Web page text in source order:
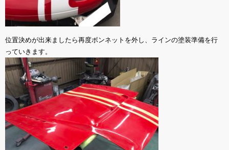
位置決めが出来ましたら再度ボンネットを外し、ラインの塗装準備を行
っていきます。